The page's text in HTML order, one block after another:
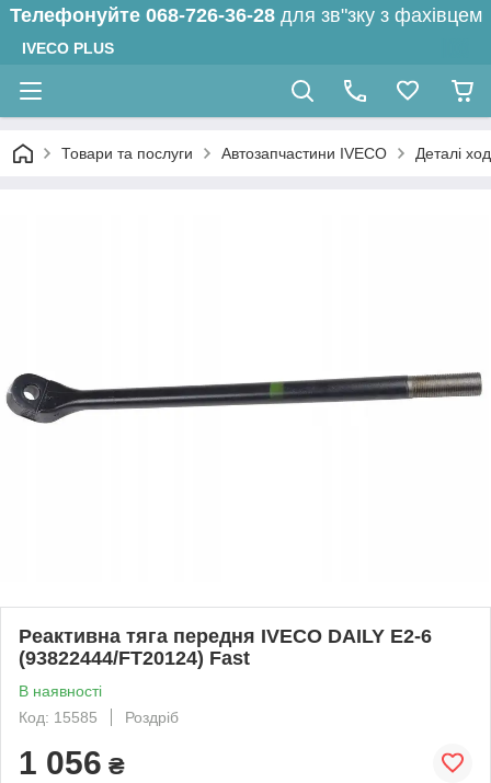
Телефонуйте 068-726-36-28 для зв"зку з фахівцем
IVECO PLUS
Товари та послуги Автозапчастини IVECO Деталі
Реактивна тяга передня IVECO DAILY Е2-6
(93822444/FT20124) Fast
В наявності
Код: 15585
Роздріб
1 056 ₴